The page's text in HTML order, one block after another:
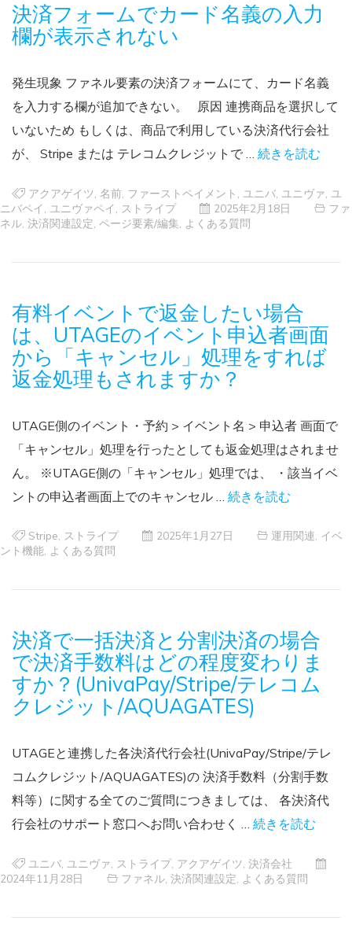
決済フォームでカード名義の入力
欄が表示されない
発生現象 ファネル要素の決済フォームにて、カード名義
を入力する欄が追加できない。 原因 連携商品を選択して
いないため もしくは、商品で利用している決済代行会社
が、 Stripe または テレコムクレジットで … 続きを読む
アクアゲイツ 名前 ファーストペイメント ユニバ ユニヴァ
ユ
ニバペイ
ユニヴァペイ ストライプ 2025年2月18日
ファ
ネル 決済関連設定 ページ要素/編集 よくある質問
有料イベントで返金したい場合
は、UTAGEのイベント申込者画面
から「キャンセル」処理をすれば
返金処理もされますか？
UTAGE側のイベント・予約 > イベント名 > 申込者 画面で
「キャンセル」処理を行ったとしても返金処理はされませ
ん。 ※UTAGE側の「キャンセル」処理では、 ・該当イベ
ントの申込者画面上でのキャンセル … 続きを読む
Stripe ストライプ 2025年1月27日 運用関連 イベ
ント機能 よくある質問
決済で一括決済と分割決済の場合
で決済手数料はどの程度変わりま
すか？(UnivaPay/Stripe/テレコム
クレジット/AQUAGATES)
UTAGEと連携した各決済代行会社(UnivaPay/Stripe/テレ
コムクレジット/AQUAGATES)の 決済手数料（分割手数
料等）に関する全てのご質問につきましては、 各決済代
行会社のサポート窓口へお問い合わせく … 続きを読む
ユニバ ユニヴァ ストライプ, アクアゲイツ 決済会社
2024年11月28日
ファネル 決済関連設定 よくある質問